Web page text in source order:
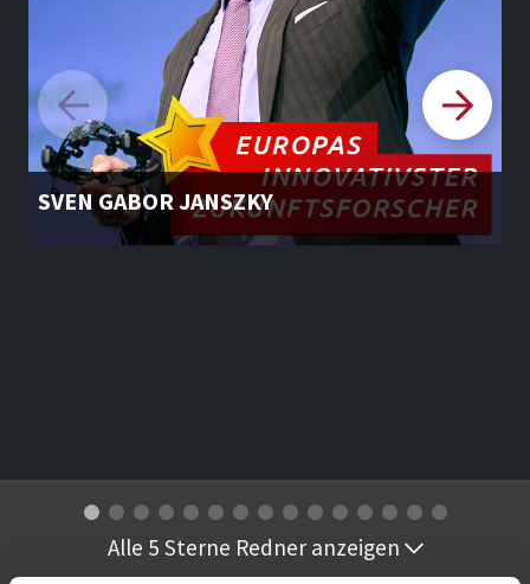
SVEN GABOR JANSZKY
Alle 5 Sterne Redner anzeigen